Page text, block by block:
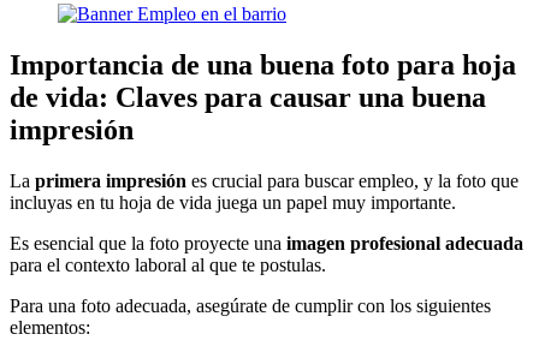
Importancia de una buena foto para hoja
de vida: Claves para causar una buena
impresión
La primera impresión es crucial para buscar empleo, y la foto que
incluyas en tu hoja de vida juega un papel muy importante.
Es esencial que la foto proyecte una imagen profesional adecuada
para el contexto laboral al que te postulas.
Para una foto adecuada, asegúrate de cumplir con los siguientes
elementos: